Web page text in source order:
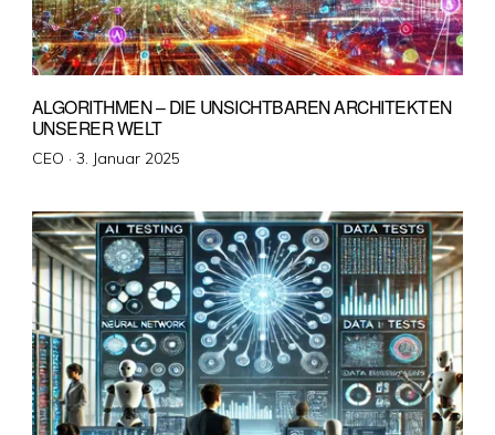
ALGORITHMEN – DIE UNSICHTBAREN ARCHITEKTEN
UNSERER WELT
CEO · Veröffentlicht
3. Januar 2025